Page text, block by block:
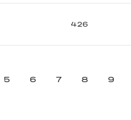
426
5 6 7 8 9